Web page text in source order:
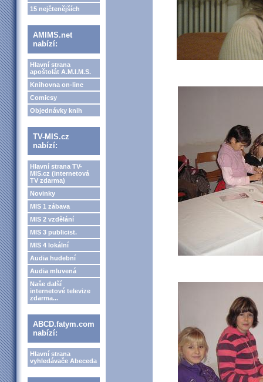
15 nejčtenějších
AMIMS.net
nabízí:
Hlavní strana
apoštolát A.M.I.M.S.
Knihovna on-line
Comicsy
Objednávky knih
TV-MIS.cz
nabízí:
Hlavní strana TV-
MIS.cz (internetová
TV zdarma)
Novinky
MIS 1 zábava
MIS 2 vzdělání
MIS 3 publicist.
MIS 4 lokální
Audia hudební
Audia mluvená
Naše další
internetové televize
zdarma...
ABCD.fatym.com
nabízí:
Hlavní strana
vyhledávače Abeceda